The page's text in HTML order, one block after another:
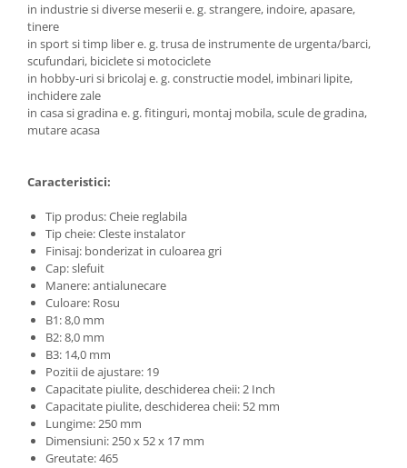
in industrie si diverse meserii e. g. strangere, indoire, apasare,
tinere
in sport si timp liber e. g. trusa de instrumente de urgenta/barci,
scufundari, biciclete si motociclete
in hobby-uri si bricolaj e. g. constructie model, imbinari lipite,
inchidere zale
in casa si gradina e. g. fitinguri, montaj mobila, scule de gradina,
mutare acasa
Caracteristici:
Tip produs: Cheie reglabila
Tip cheie: Cleste instalator
Finisaj: bonderizat in culoarea gri
Cap: slefuit
Manere: antialunecare
Culoare: Rosu
B1: 8,0 mm
B2: 8,0 mm
B3: 14,0 mm
Pozitii de ajustare: 19
Capacitate piulite, deschiderea cheii: 2 Inch
Capacitate piulite, deschiderea cheii: 52 mm
Lungime: 250 mm
Dimensiuni: 250 x 52 x 17 mm
Greutate: 465